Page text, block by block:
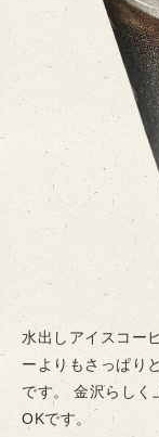
水出しアイスコー
ーよりもさっぱり
です。 金沢らしく
OKです。